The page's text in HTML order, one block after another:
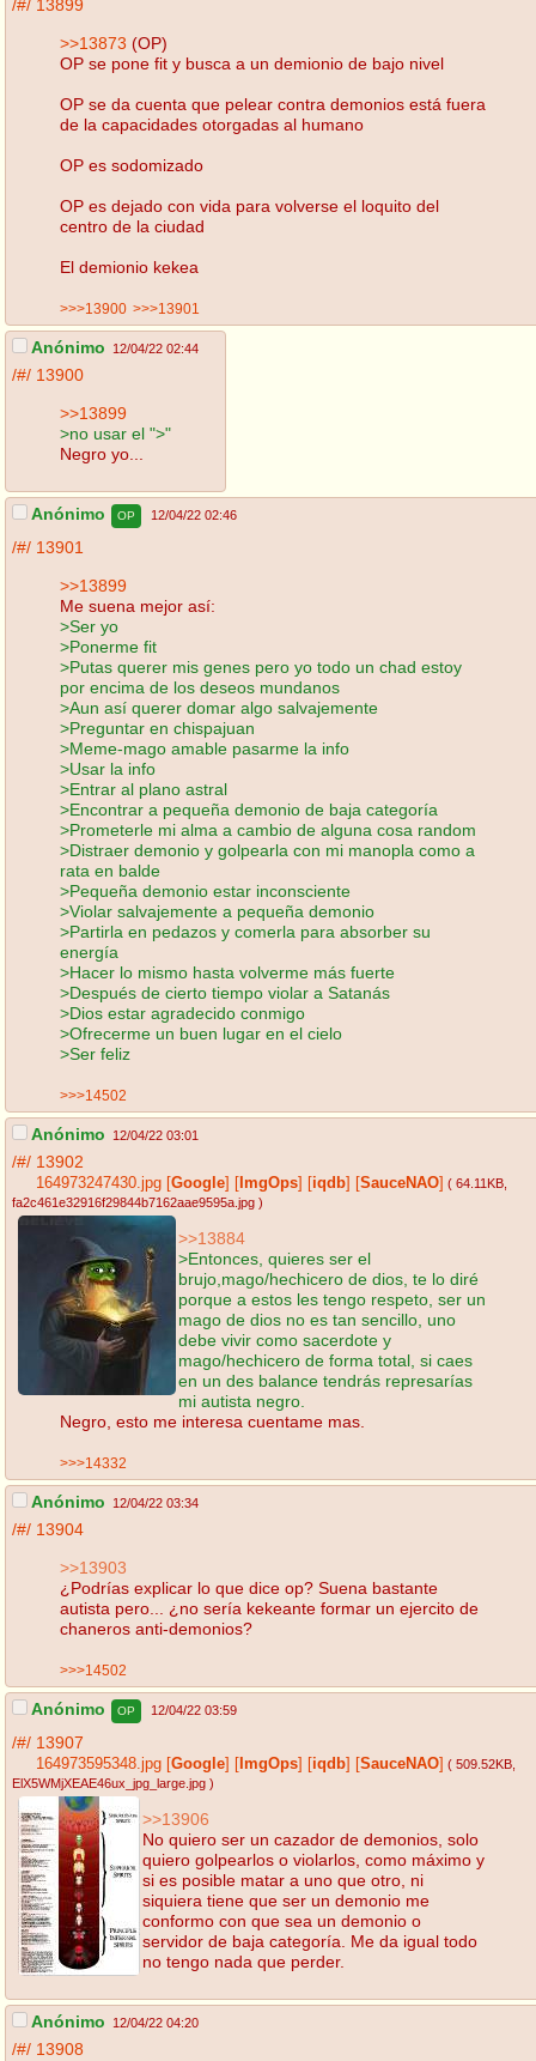
/#/ 13899
>>13873 (OP)
OP se pone fit y busca a un demionio de bajo nivel
OP se da cuenta que pelear contra demonios está fuera
de la capacidades otorgadas al humano
OP es sodomizado
OP es dejado con vida para volverse el loquito del
centro de la ciudad
El demionio kekea
>>>13900 >>>13901
Anónimo 12/04/22 02:44
/#/ 13900
>>13899
>no usar el ">"
Negro yo...
Anónimo OP 12/04/22 02:46
/#/ 13901
>>13899
Me suena mejor así:
>Ser yo
>Ponerme fit
>Putas querer mis genes pero yo todo un chad estoy
por encima de los deseos mundanos
>Aun así querer domar algo salvajemente
>Preguntar en chispajuan
>Meme-mago amable pasarme la info
>Usar la info
>Entrar al plano astral
>Encontrar a pequeña demonio de baja categoría
>Prometerle mi alma a cambio de alguna cosa random
>Distraer demonio y golpearla con mi manopla como a
rata en balde
>Pequeña demonio estar inconsciente
>Violar salvajemente a pequeña demonio
>Partirla en pedazos y comerla para absorber su
energía
>Hacer lo mismo hasta volverme más fuerte
>Después de cierto tiempo violar a Satanás
>Dios estar agradecido conmigo
>Ofrecerme un buen lugar en el cielo
>Ser feliz
>>>14502
Anónimo 12/04/22 03:01
/#/ 13902
164973247430.jpg Google ImgOps iqdb SauceNAO ( 64.11KB
fa2c461e32916f29844b7162aae9595a.jpg )
>>13884
>Entonces, quieres ser el
brujo,mago/hechicero de dios, te lo diré
porque a estos les tengo respeto, ser un
mago de dios no es tan sencillo, uno
debe vivir como sacerdote y
mago/hechicero de forma total, si caes
en un des balance tendrás represarías
mi autista negro.
Negro, esto me interesa cuentame mas.
>>>14332
Anónimo 12/04/22 03:34
/#/ 13904
>>13903
¿Podrías explicar lo que dice op? Suena bastante
autista pero... ¿no sería kekeante formar un ejercito de
chaneros anti-demonios?
>>>14502
Anónimo OP 12/04/22 03:59
/#/ 13907
164973595348.jpg Google ImgOps iqdb SauceNAO ( 509.52KB
ElX5WMjXEAE46ux_jpg_large.jpg )
>>13906
No quiero ser un cazador de demonios, solo
quiero golpearlos o violarlos, como máximo y
si es posible matar a uno que otro, ni
siquiera tiene que ser un demonio me
conformo con que sea un demonio o
servidor de baja categoría. Me da igual todo
no tengo nada que perder.
Anónimo 12/04/22 04:20
/#/ 13908